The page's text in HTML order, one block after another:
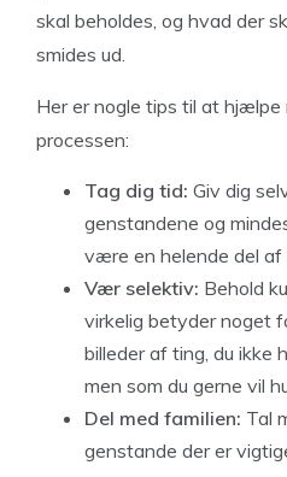
skal beholdes, og hvad der
smides ud.
Her er nogle tips til at hjælpe
processen:
Tag dig tid: Giv dig
genstandene og
være en helende del af
Vær selektiv: Behold
virkelig betyder noget
billeder af ting, du ikke
men som du gerne vil
Del med familien: Tal
genstande der er